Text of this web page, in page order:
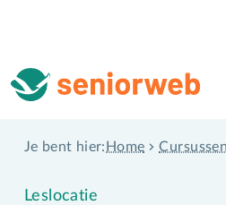
Je bent hier: Home Cursussen
Leslocatie